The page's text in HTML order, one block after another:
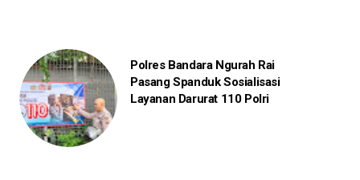
Polres Bandara Ngurah Rai
Pasang Spanduk Sosialisasi
Layanan Darurat 110 Polri